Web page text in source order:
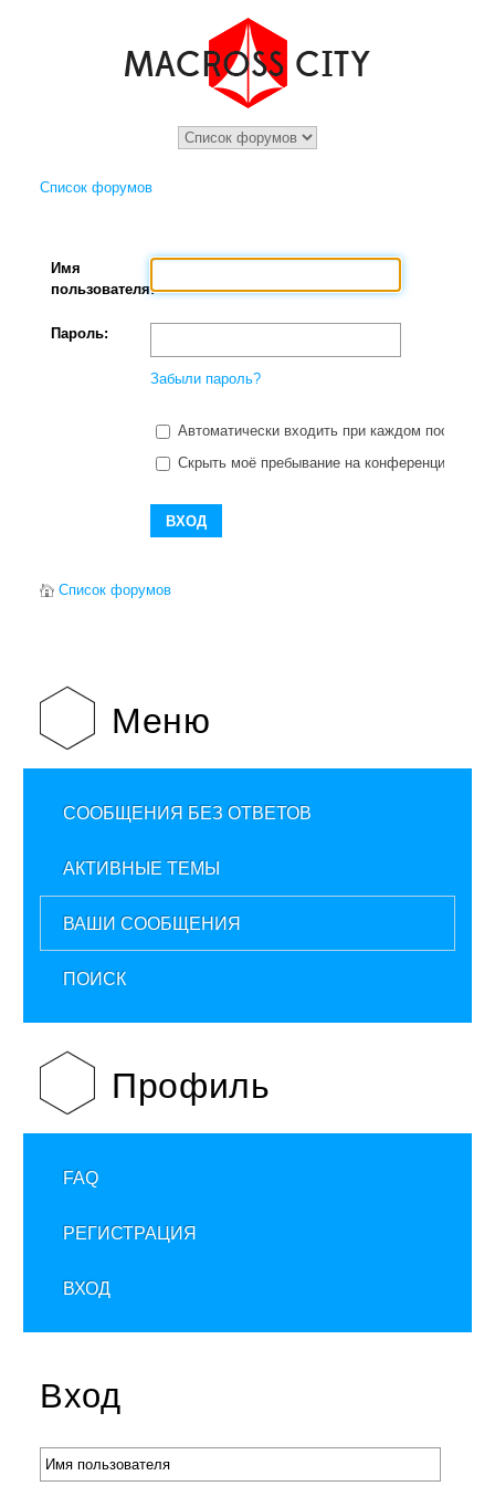
Список форумов
Имя
пользователя:
Пароль:
Забыли пароль?
Автоматически входить при каждом
Скрыть моё пребывание на конференции в
Список форумов
Меню
СООБЩЕНИЯ БЕЗ ОТВЕТОВ
АКТИВНЫЕ ТЕМЫ
ВАШИ СООБЩЕНИЯ
ПОИСК
Профиль
FAQ
РЕГИСТРАЦИЯ
ВХОД
Вход